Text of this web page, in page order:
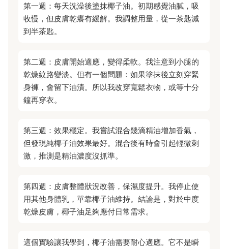
第一週：每天洗澡後塗抹椰子油。初期感覺油膩，吸
收慢，但皮膚乾癢有緩解。我調整用量，從一茶匙減
到半茶匙。
第二週：皮膚開始適應，變得柔軟。我注意到小腿的
乾燥紋路變淡。但有一個問題：如果塗抹後立刻穿緊
身褲，會留下油漬。所以我改穿寬鬆衣物，或等十分
鐘再穿衣。
第三週：效果穩定。我嘗試混合幾滴精油增加香氣，
但發現純椰子油效果最好。混合後有時會引起輕微刺
激，推測是精油濃度沒抓準。
第四週：皮膚整體狀況改善，保濕度提升。我停止使
用其他身體乳，單靠椰子油維持。結論是，對於中度
乾燥皮膚，椰子油足夠應付日常需求。
這個實驗讓我學到，椰子油需要耐心適應。它不是瞬